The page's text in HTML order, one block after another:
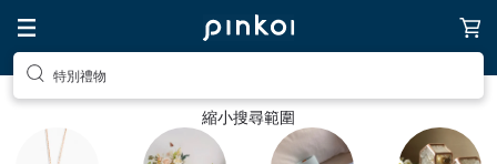
特別禮物
縮小搜尋範圍